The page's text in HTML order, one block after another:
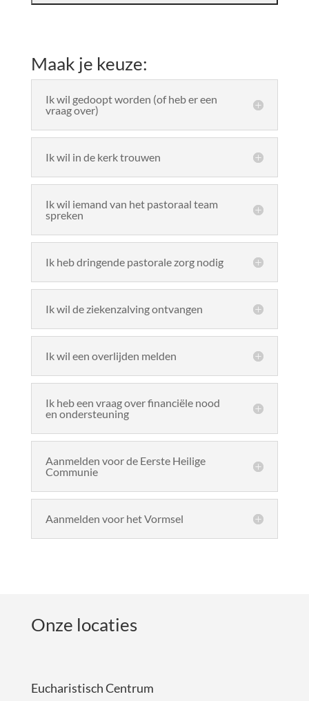
Maak je keuze:
Ik wil gedoopt worden (of heb er een
vraag over)
Ik wil in de kerk trouwen
Ik wil iemand van het pastoraal team
spreken
Ik heb dringende pastorale zorg nodig
Ik wil de ziekenzalving ontvangen
Ik wil een overlijden melden
Ik heb een vraag over financiële nood
en ondersteuning
Aanmelden voor de Eerste Heilige
Communie
Aanmelden voor het Vormsel
Onze locaties
Eucharistisch Centrum